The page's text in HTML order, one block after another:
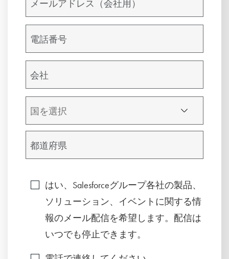
はい、Salesforceグループ各社の製品、
ソリューション、イベントに関する情
報のメール配信を希望します。配信は
いつでも停止できます。